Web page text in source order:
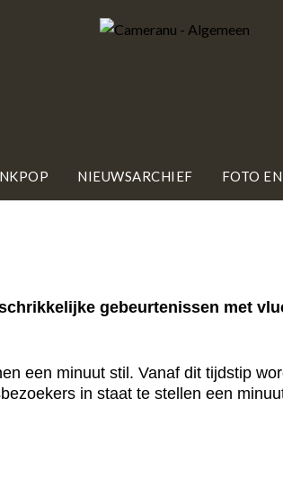
NIEUWSARCHIEF FOTO
gebeurtenissen met
een minuut stil. Vanaf dit tijdstip
in staat te stellen een